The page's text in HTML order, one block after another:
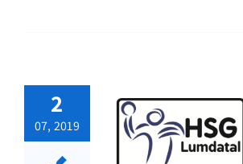
2
07, 2019